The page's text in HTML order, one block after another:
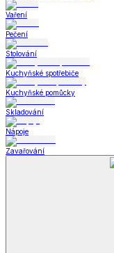
Vaření
Pečení
Stolování
Kuchyňské spotřebiče
Kuchyňské pomůcky
Skladování
Nápoje
Zavařování